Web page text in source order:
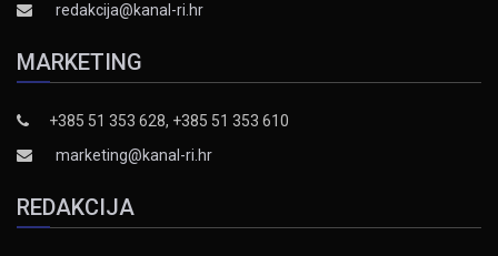
redakcija@kanal-ri.hr
MARKETING
+385 51 353 628, +385 51 353 610
marketing@kanal-ri.hr
REDAKCIJA